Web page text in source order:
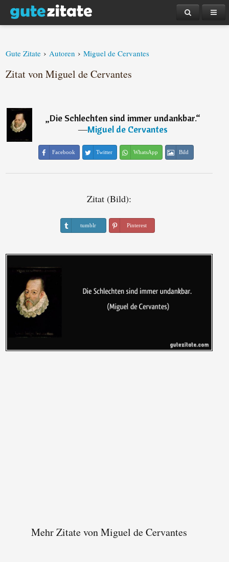
Gute Zitate › Autoren › Miguel de Cervantes
Zitat von Miguel de Cervantes
„Die Schlechten sind immer undankbar.“
―Miguel de Cervantes
Facebook Twitter WhatsApp Bild
Zitat (Bild):
tumblr Pinterest
Mehr Zitate von Miguel de Cervantes